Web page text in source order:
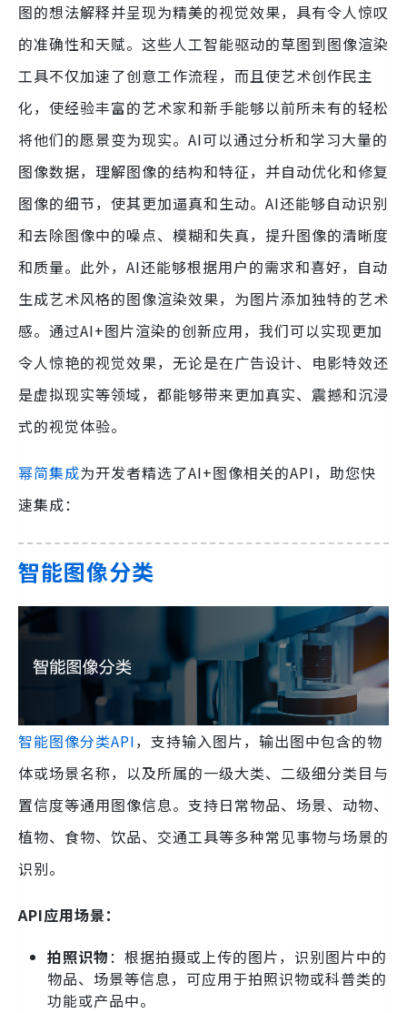
图的想法解释并呈现为精美的视觉效果，具有令人惊叹
的准确性和天赋。这些人工智能驱动的草图到图像渲染
工具不仅加速了创意工作流程，而且使艺术创作民主
化，使经验丰富的艺术家和新手能够以前所未有的轻松
将他们的愿景变为现实。AI可以通过分析和学习大量的
图像数据，理解图像的结构和特征，并自动优化和修复
图像的细节，使其更加逼真和生动。AI还能够自动识别
和去除图像中的噪点、模糊和失真，提升图像的清晰度
和质量。此外，AI还能够根据用户的需求和喜好，自动
生成艺术风格的图像渲染效果，为图片添加独特的艺术
感。通过AI+图片渲染的创新应用，我们可以实现更加
令人惊艳的视觉效果，无论是在广告设计、电影特效还
是虚拟现实等领域，都能够带来更加真实、震撼和沉浸
式的视觉体验。
幂简集成为开发者精选了AI+图像相关的API，助您快
速集成：
智能图像分类
智能图像分类API，支持输入图片，输出图中包含的物
体或场景名称，以及所属的一级大类、二级细分类目与
置信度等通用图像信息。支持日常物品、场景、动物、
植物、食物、饮品、交通工具等多种常见事物与场景的
识别。
API应用场景：
拍照识物：根据拍摄或上传的图片，识别图片中的
物品、场景等信息，可应用于拍照识物或科普类的
功能或产品中。